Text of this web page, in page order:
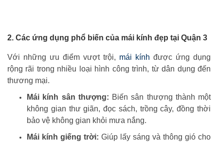
2. Các ứng dụng phổ biến của mái kính đẹp tại Quận 3
Với những ưu điểm vượt trội, mái kính được ứng dụng
rộng rãi trong nhiều loại hình công trình, từ dân dụng đến
thương mại.
Mái kính sân thượng: Biến sân thượng thành một
không gian thư giãn, đọc sách, trồng cây, đồng thời
bảo vệ không gian khỏi mưa nắng.
Mái kính giếng trời: Giúp lấy sáng và thông gió cho